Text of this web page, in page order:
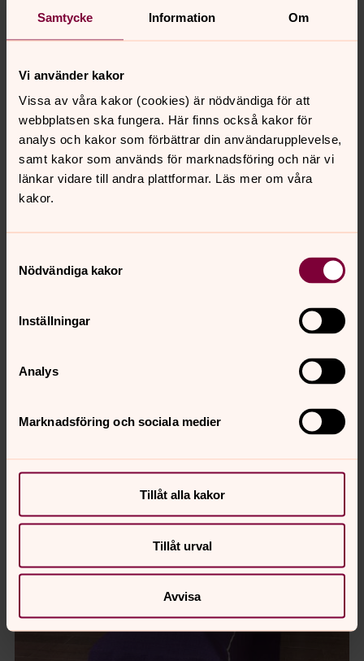
Samtycke Information Om
Vi använder kakor
Vissa av våra kakor (cookies) är nödvändiga för att
webbplatsen ska fungera. Här finns också kakor för
analys och kakor som förbättrar din användarupplevelse,
samt kakor som används för marknadsföring och när vi
länkar vidare till andra plattformar. Läs mer om våra
kakor.
Nödvändiga kakor
Inställningar
Analys
Marknadsföring och sociala medier
Tillåt alla kakor
Tillåt urval
Avvisa
Bårtäcke för användande i Gladhammar, Västrum och